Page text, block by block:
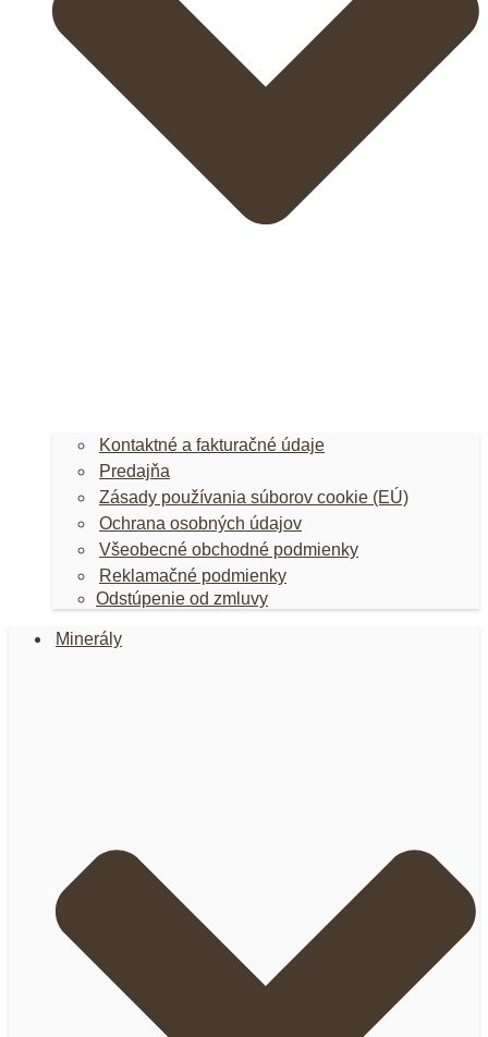
Kontaktné a fakturačné údaje
Predajňa
Zásady používania súborov cookie (EÚ)
Ochrana osobných údajov
Všeobecné obchodné podmienky
Reklamačné podmienky
Odstúpenie od zmluvy
Minerály